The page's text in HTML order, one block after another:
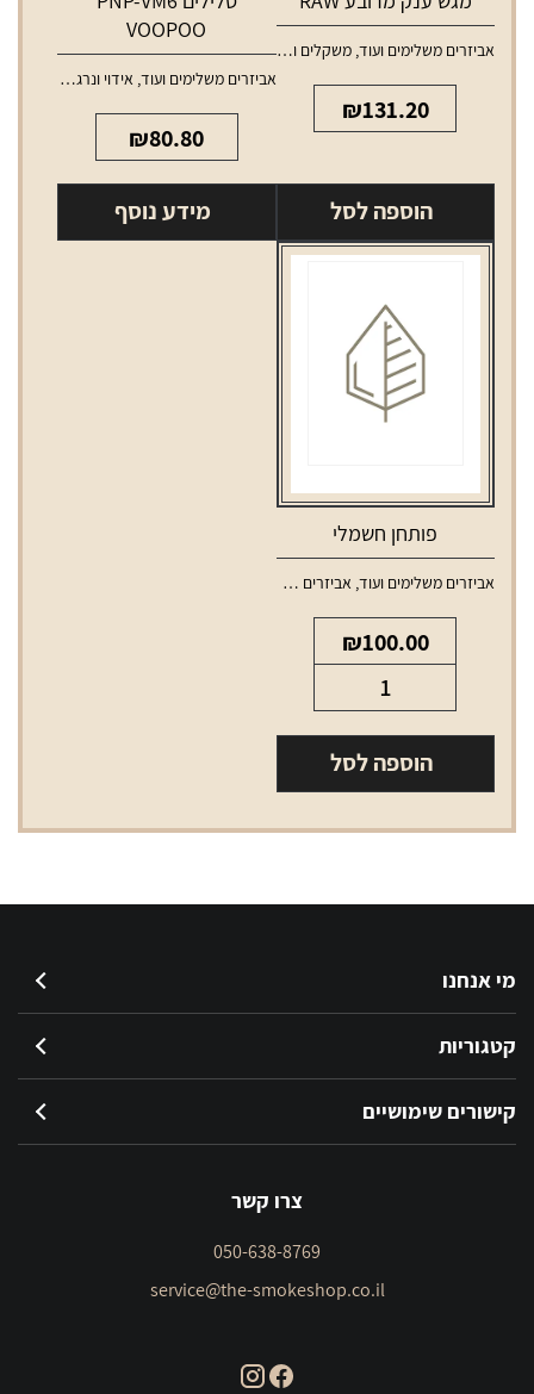
אביזרים משלימים ועוד, משקלים ומגשים
₪131.20
הוספה לסל
VOOPOO
אביזרים משלימים ועוד, אידוי ונרגילות
₪80.80
מידע נוסף
פותחן חשמלי
אביזרים משלימים ועוד, אביזרים משלימים לאלכוהול
₪100.00
של
פותחן
חשמלי
הוספה לסל
מי אנחנו
קטגוריות
קישורים שימושיים
צרו קשר
050-638-8769
service@the-smokeshop.co.il